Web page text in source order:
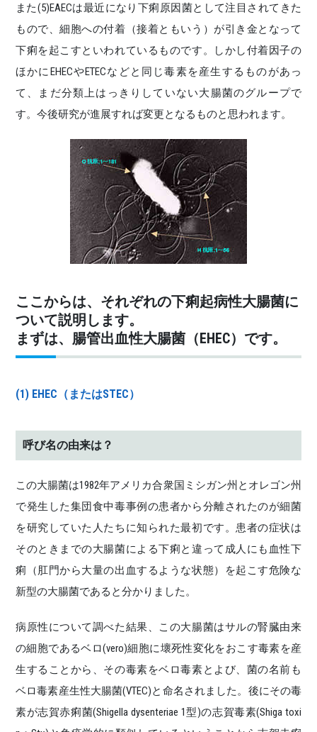
また(5)EAECは最近になり下痢原因菌として注目されてきた
もので、細胞への付着（接着ともいう）が引き金となって
下痢を起こすといわれているものです。しかし付着因子の
ほかにEHECやETECなどと同じ毒素を産生するものがあっ
て、まだ分類上はっきりしていない大腸菌のグループで
す。今後研究が進展すれば変更となるものと思われます。
ここからは、それぞれの下痢起病性大腸菌に
ついて説明します。
まずは、腸管出血性大腸菌（EHEC）です。
(1) EHEC（またはSTEC）
呼び名の由来は？
この大腸菌は1982年アメリカ合衆国ミシガン州とオレゴン州
で発生した集団食中毒事例の患者から分離されたのが細菌
を研究していた人たちに知られた最初です。患者の症状は
そのときまでの大腸菌による下痢と違って成人にも血性下
痢（肛門から大量の出血するような状態）を起こす危険な
新型の大腸菌であると分かりました。
病原性について調べた結果、この大腸菌はサルの腎臓由来
の細胞であるベロ(vero)細胞に壞死性変化をおこす毒素を産
生することから、その毒素をベロ毒素とよび、菌の名前も
ベロ毒素産生性大腸菌(VTEC)と命名されました。後にその毒
素が志賀赤痢菌(Shigella dysenteriae 1型)の志賀毒素(Shiga toxi